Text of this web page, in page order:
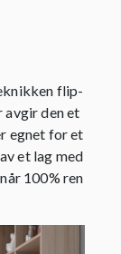
flip-
avgir den et
egnet for et
et lag med
100% ren